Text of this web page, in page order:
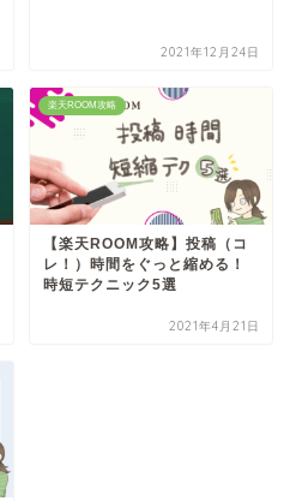
2021年12月24日
楽天ROOM攻略
【楽天ROOM攻略】投稿（コ
レ！）時間をぐっと縮める！
時短テクニック5選
2021年4月21日